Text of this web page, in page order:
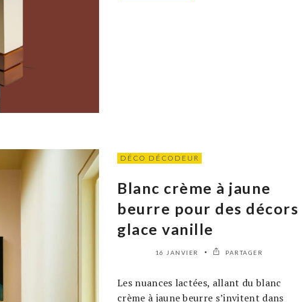
DÉCO DÉCODEUR
Blanc crème à jaune
beurre pour des décors
glace vanille
16 JANVIER PARTAGER
Les nuances lactées, allant du blanc
crème à jaune beurre s’invitent dans